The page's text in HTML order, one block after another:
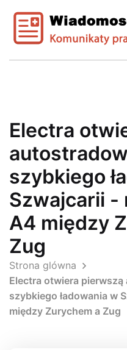
Electra
szybkiego
Szwajcarii -
A4 między
Zug
Strona glówna
Electra otwiera
szybkiego ładowania w
między Zurychem a Zug